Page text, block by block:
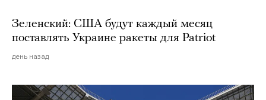
Зеленский: США будут каждый месяц
поставлять Украине ракеты для Patriot
день назад